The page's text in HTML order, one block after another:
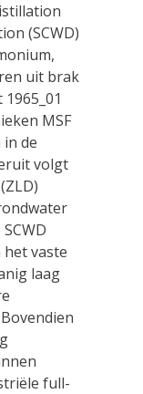
(SCWD)
uit brak
MSF
de
volgt
vaste
laag
full-